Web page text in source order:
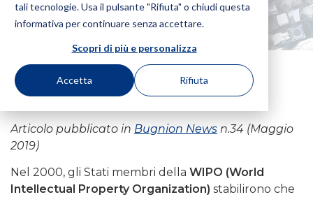
tali tecnologie. Usa il pulsante "Rifiuta" o chiudi questa
informativa per continuare senza accettare.
Scopri di più e personalizza
Accetta Rifiuta
21 Maggio 2019
Articolo pubblicato in Bugnion News n.34 (Maggio
2019)
Nel 2000, gli Stati membri della WIPO (World
Intellectual Property Organization) stabilirono che